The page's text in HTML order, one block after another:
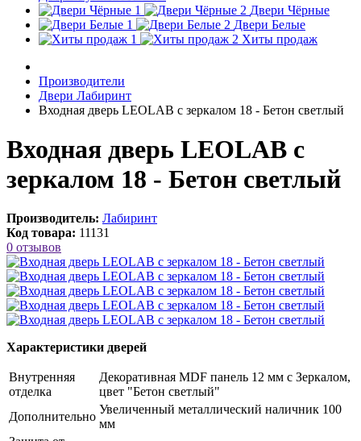
Двери Чёрные
Двери Белые
Хиты продаж
Производители
Двери Лабиринт
Входная дверь LEOLAB с зеркалом 18 - Бетон светлый
Входная дверь LEOLAB с
зеркалом 18 - Бетон светлый
Производитель: Лабиринт
Код товара: 11131
0 отзывов
Характеристики дверей
Внутренняя
отделка
Декоративная MDF панель 12 мм с Зеркалом,
цвет "Бетон светлый"
Дополнительно
Увеличенный металлический наличник 100
мм